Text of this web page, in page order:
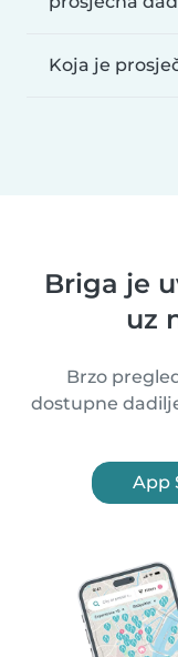
Koja je
Briga je
uz
Brzo
dostupne
App